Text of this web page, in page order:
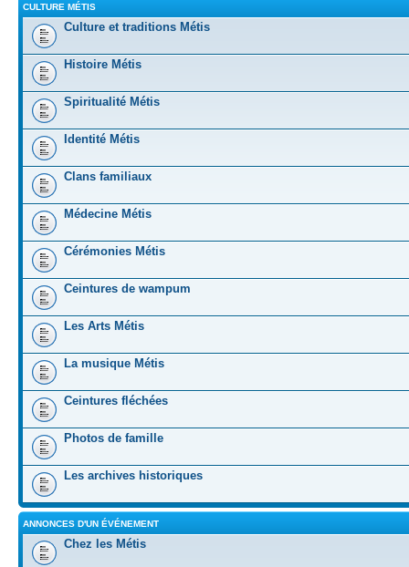
CULTURE MÉTIS
Culture et traditions Métis
Histoire Métis
Spiritualité Métis
Identité Métis
Clans familiaux
Médecine Métis
Cérémonies Métis
Ceintures de wampum
Les Arts Métis
La musique Métis
Ceintures fléchées
Photos de famille
Les archives historiques
ANNONCES D'UN ÉVÉNEMENT
Chez les Métis